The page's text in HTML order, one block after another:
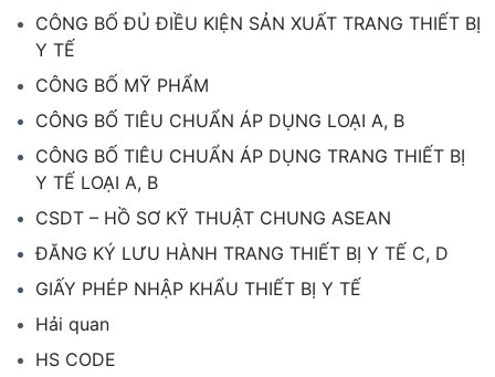
CÔNG BỐ ĐỦ ĐIỀU KIỆN SẢN XUẤT TRANG THIẾT BỊ
Y TẾ
CÔNG BỐ MỸ PHẨM
CÔNG BỐ TIÊU CHUẨN ÁP DỤNG LOẠI A, B
CÔNG BỐ TIÊU CHUẨN ÁP DỤNG TRANG THIẾT BỊ
Y TẾ LOẠI A, B
CSDT – HỒ SƠ KỸ THUẬT CHUNG ASEAN
ĐĂNG KÝ LƯU HÀNH TRANG THIẾT BỊ Y TẾ C, D
GIẤY PHÉP NHẬP KHẨU THIẾT BỊ Y TẾ
Hải quan
HS CODE